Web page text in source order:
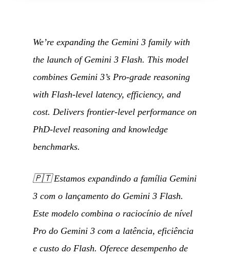
We’re expanding the Gemini 3 family with
the launch of Gemini 3 Flash. This model
combines Gemini 3’s Pro-grade reasoning
with Flash-level latency, efficiency, and
cost. Delivers frontier-level performance on
PhD-level reasoning and knowledge
benchmarks.
🇵🇹Estamos expandindo a família Gemini
3 com o lançamento do Gemini 3 Flash.
Este modelo combina o raciocínio de nível
Pro do Gemini 3 com a latência, eficiência
e custo do Flash. Oferece desempenho de